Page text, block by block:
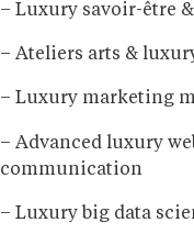
– Luxury savoir-être
– Ateliers arts &
– Luxury marketing
– Advanced luxury
communication
– Luxury big data